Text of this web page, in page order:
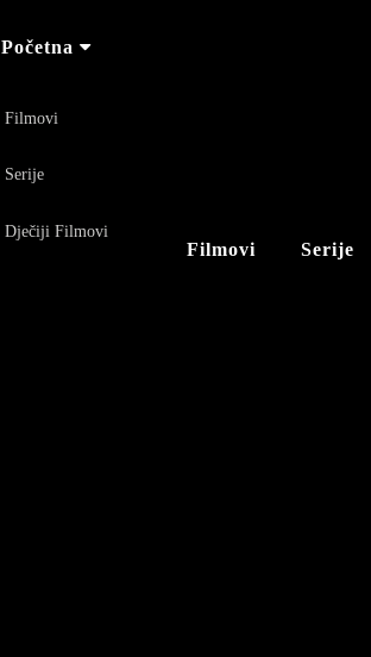
Početna
Filmovi
Serije
Dječiji Filmovi
Filmovi Serije